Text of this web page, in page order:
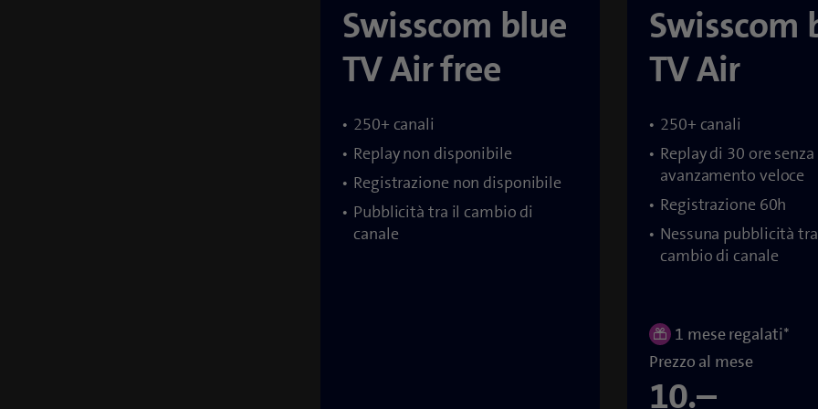
Swisscom blue
TV Air free
250+ canali
Replay non disponibile
Registrazione non disponibile
Pubblicità tra il cambio di
canale
Swisscom
TV Air
250+ canali
Replay di 30 ore senza
avanzamento veloce
Registrazione 60h
Nessuna pubblicità
cambio di canale
1 mese regalati*
Prezzo al mese
10.–